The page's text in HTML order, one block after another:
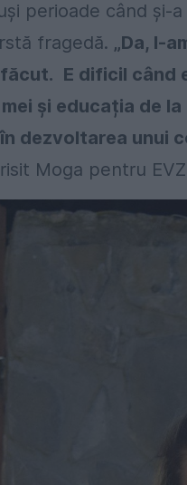
perioade când și-
fragedă. „Da, l-
E dificil când
și educația de
dezvoltarea unui
Moga pentru